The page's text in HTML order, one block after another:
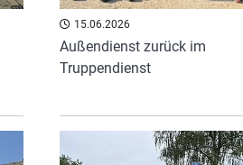
15.06.2026
Außendienst zurück im
Truppendienst